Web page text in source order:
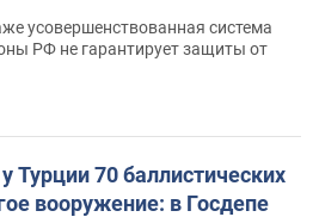
усовершенствованная система
РФ не гарантирует защиты от
Турции 70 баллистических
вооружение: в Госдепе